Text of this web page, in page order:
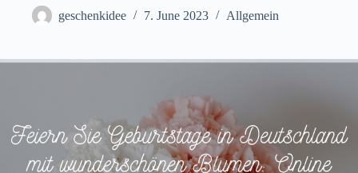
geschenkidee 7. June 2023 Allgemein